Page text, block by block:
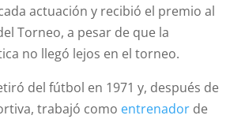
actuación y recibió el premio al
Torneo, a pesar de que la
no llegó lejos en el torneo.
del fútbol en 1971 y, después de
trabajó como entrenador de